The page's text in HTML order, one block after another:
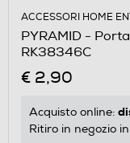
ACCESSORI HOME
PYRAMID -
RK38346C
€ 2,90
Acquisto online:
Ritiro in negozio